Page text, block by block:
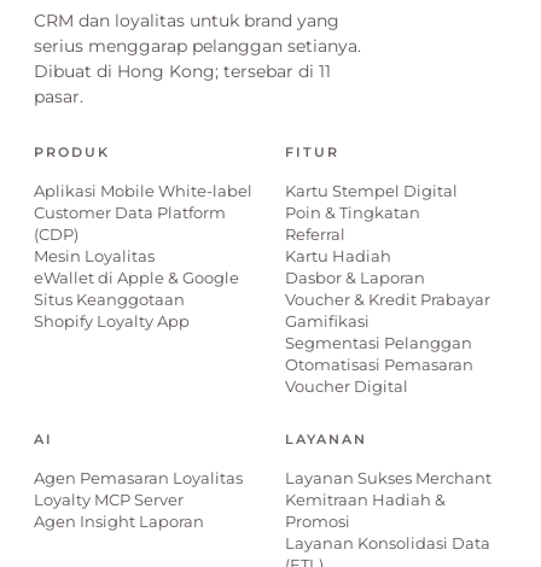
CRM dan loyalitas untuk brand yang
serius menggarap pelanggan setianya.
Dibuat di Hong Kong; tersebar di 11
pasar.
PRODUK
Aplikasi Mobile White-label
Customer Data Platform
(CDP)
Mesin Loyalitas
eWallet di Apple & Google
Situs Keanggotaan
Shopify Loyalty App
FITUR
Kartu Stempel Digital
Poin & Tingkatan
Referral
Kartu Hadiah
Dasbor & Laporan
Voucher & Kredit Prabayar
Gamifikasi
Segmentasi Pelanggan
Otomatisasi Pemasaran
Voucher Digital
AI
Agen Pemasaran Loyalitas
Loyalty MCP Server
Agen Insight Laporan
LAYANAN
Layanan Sukses Merchant
Kemitraan Hadiah &
Promosi
Layanan Konsolidasi Data